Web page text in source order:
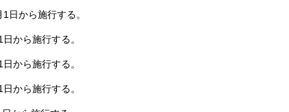
日から施行する。
から施行する。
から施行する。
から施行する。